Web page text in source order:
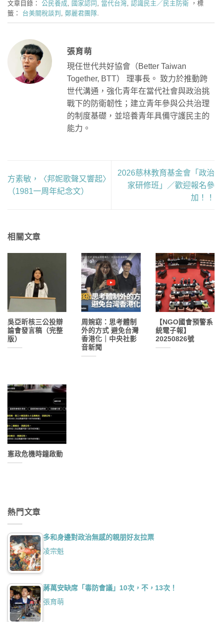
文章目錄： 公民養成 國家認同 當代台灣 認識民主／民主防衛 ，標
籤： 台美關稅談判 鄭麗君團隊
張育萌
現任世代共好協會（Better Taiwan
Together, BTT） 理事長。 致力於推動跨
世代溝通，強化青年在當代社會與政治挑
戰下的防衛韌性；建立青年參與公共治理
的制度基礎，並培養青年具備守護民主的
能力。
方素敏，〈邦妮歌聲又響起〉
（1981一周年紀念文）
2026慈林教育基金會「政治
家研修班」／歡迎報名參
加！！
相關文章
吳亞昕核三公投辯
論會發言稿（完整
版）
周婉窈：思考體制
外的方式 避免台灣
香港化｜中央社影
音新聞
【NGO國會預警系
統電子報】
20250826號
憲政危機時鐘啟動
熱門文章
多和身邊對政治無感的親朋好友拉票
凌宗魁
蔣萬安缺席「毒防會議」10次，不，13次！
張育萌